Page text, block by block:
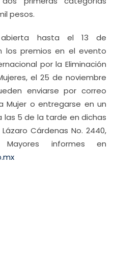
pesos.
hasta el 13 de
los premios en el evento
por la Eliminación
el 25 de noviembre
enviarse por correo
o entregarse en un
las 5 de la tarde en dichas
Cárdenas No. 2440,
informes en